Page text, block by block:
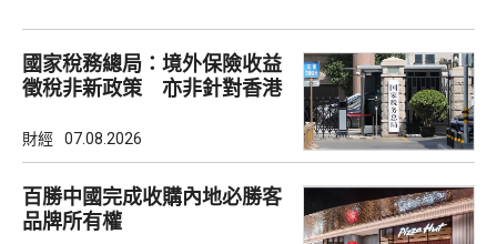
國家稅務總局：境外保險收益
徵稅非新政策 亦非針對香港
財經 07.08.2026
百勝中國完成收購內地必勝客
品牌所有權